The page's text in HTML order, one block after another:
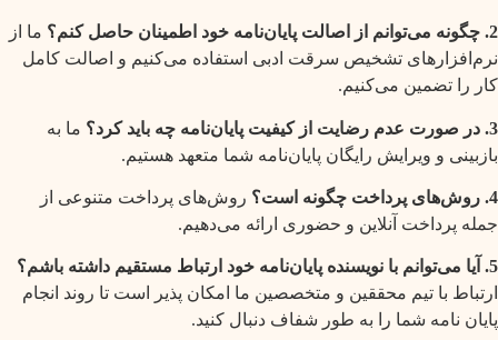
2. چگونه می‌توانم از اصالت پایان‌نامه خود اطمینان حاصل کنم؟
ما از
نرم‌افزارهای تشخیص سرقت ادبی استفاده می‌کنیم و اصالت کامل
کار را تضمین می‌کنیم.
3. در صورت عدم رضایت از کیفیت پایان‌نامه چه باید کرد؟
ما به
بازبینی و ویرایش رایگان پایان‌نامه شما متعهد هستیم.
4. روش‌های پرداخت چگونه است؟
روش‌های پرداخت متنوعی از
جمله پرداخت آنلاین و حضوری ارائه می‌دهیم.
5. آیا می‌توانم با نویسنده پایان‌نامه خود ارتباط مستقیم داشته باشم؟
ارتباط با تیم محققین و متخصصین ما امکان پذیر است تا روند انجام
پایان نامه شما را به طور شفاف دنبال کنید.